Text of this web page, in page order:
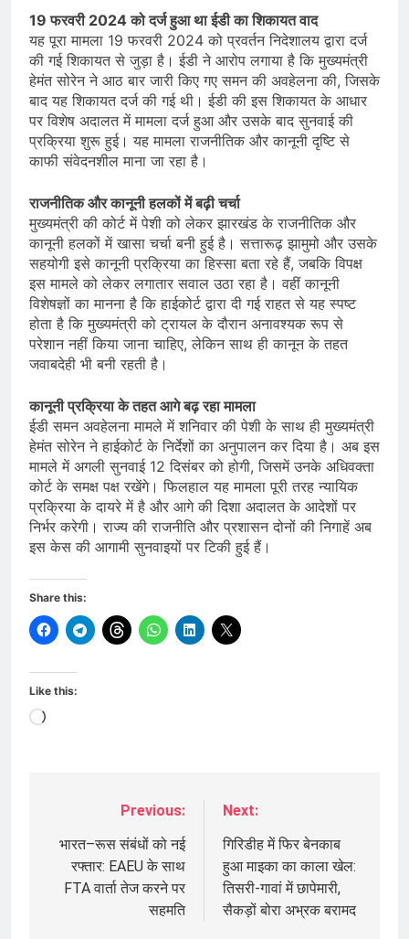
19 फरवरी 2024 को दर्ज हुआ था ईडी का शिकायत वाद
यह पूरा मामला 19 फरवरी 2024 को प्रवर्तन निदेशालय द्वारा दर्ज
की गई शिकायत से जुड़ा है। ईडी ने आरोप लगाया है कि मुख्यमंत्री
हेमंत सोरेन ने आठ बार जारी किए गए समन की अवहेलना की, जिसके
बाद यह शिकायत दर्ज की गई थी। ईडी की इस शिकायत के आधार
पर विशेष अदालत में मामला दर्ज हुआ और उसके बाद सुनवाई की
प्रक्रिया शुरू हुई। यह मामला राजनीतिक और कानूनी दृष्टि से
काफी संवेदनशील माना जा रहा है।
राजनीतिक और कानूनी हलकों में बढ़ी चर्चा
मुख्यमंत्री की कोर्ट में पेशी को लेकर झारखंड के राजनीतिक और
कानूनी हलकों में खासा चर्चा बनी हुई है। सत्तारूढ़ झामुमो और उसके
सहयोगी इसे कानूनी प्रक्रिया का हिस्सा बता रहे हैं, जबकि विपक्ष
इस मामले को लेकर लगातार सवाल उठा रहा है। वहीं कानूनी
विशेषज्ञों का मानना है कि हाईकोर्ट द्वारा दी गई राहत से यह स्पष्ट
होता है कि मुख्यमंत्री को ट्रायल के दौरान अनावश्यक रूप से
परेशान नहीं किया जाना चाहिए, लेकिन साथ ही कानून के तहत
जवाबदेही भी बनी रहती है।
कानूनी प्रक्रिया के तहत आगे बढ़ रहा मामला
ईडी समन अवहेलना मामले में शनिवार की पेशी के साथ ही मुख्यमंत्री
हेमंत सोरेन ने हाईकोर्ट के निर्देशों का अनुपालन कर दिया है। अब इस
मामले में अगली सुनवाई 12 दिसंबर को होगी, जिसमें उनके अधिवक्ता
कोर्ट के समक्ष पक्ष रखेंगे। फिलहाल यह मामला पूरी तरह न्यायिक
प्रक्रिया के दायरे में है और आगे की दिशा अदालत के आदेशों पर
निर्भर करेगी। राज्य की राजनीति और प्रशासन दोनों की निगाहें अब
इस केस की आगामी सुनवाइयों पर टिकी हुई हैं।
Share this:
Like this:
Loading…
navigation
Previous:
भारत–रूस संबंधों को नई
रफ्तार: EAEU के साथ
FTA वार्ता तेज करने पर
सहमति
Next:
गिरिडीह में फिर बेनकाब
हुआ माइका का काला खेल:
तिसरी-गावां में छापेमारी,
सैकड़ों बोरा अभ्रक बरामद